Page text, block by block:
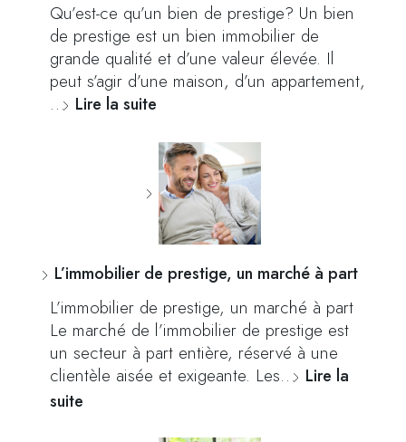
Qu’est-ce qu’un bien de prestige? Un bien
de prestige est un bien immobilier de
grande qualité et d’une valeur élevée. Il
peut s’agir d’une maison, d’un appartement,
… Lire la suite
L’immobilier de prestige, un marché à part
L’immobilier de prestige, un marché à part
Le marché de l’immobilier de prestige est
un secteur à part entière, réservé à une
clientèle aisée et exigeante. Les… Lire la
suite